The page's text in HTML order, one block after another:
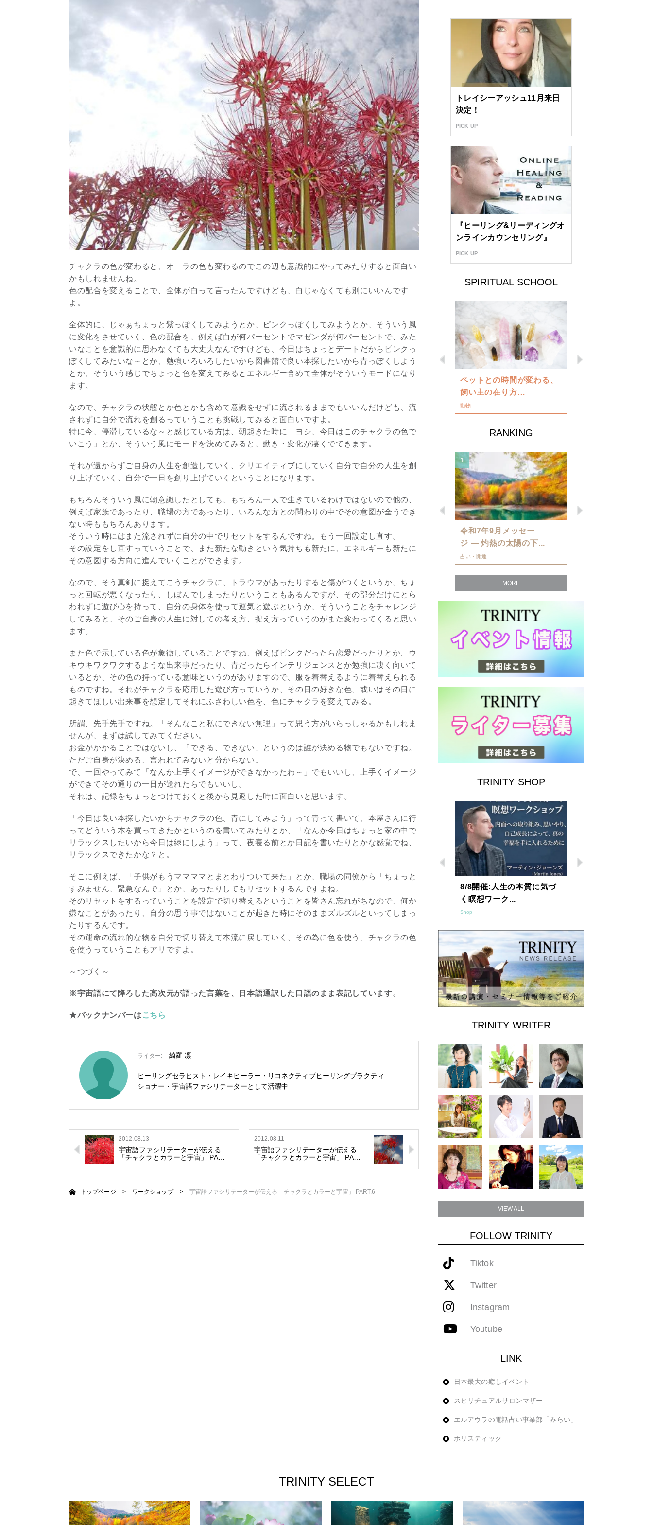
チャクラの色が変わると、オーラの色も変わるのでこの辺も意識的にやってみたりすると面白い
かもしれませんね。
色の配合を変えることで、全体が白って言ったんですけども、白じゃなくても別にいいんです
よ。
全体的に、じゃぁちょっと紫っぽくしてみようとか、ピンクっぽくしてみようとか、そういう風
に変化をさせていく、色の配合を、例えば白が何パーセントでマゼンダが何パーセントで、みた
いなことを意識的に思わなくても大丈夫なんですけども、今日はちょっとデートだからピンクっ
ぽくしてみたいな～とか、勉強いろいろしたいから図書館で良い本探したいから青っぽくしよう
とか、そういう感じでちょっと色を変えてみるとエネルギー含めて全体がそういうモードになり
ます。
なので、チャクラの状態とか色とかも含めて意識をせずに流されるままでもいいんだけども、流
されずに自分で流れを創るっていうことも挑戦してみると面白いですよ。
特に今、停滞しているな～と感じている方は、朝起きた時に「ヨシ、今日はこのチャクラの色で
いこう」とか、そういう風にモードを決めてみると、動き・変化が凄くでてきます。
それが遠からずご自身の人生を創造していく、クリエイティブにしていく自分で自分の人生を創
り上げていく、自分で一日を創り上げていくということになります。
もちろんそういう風に朝意識したとしても、もちろん一人で生きているわけではないので他の、
例えば家族であったり、職場の方であったり、いろんな方との関わりの中でその意図が全うでき
ない時ももちろんあります。
そういう時にはまた流されずに自分の中でリセットをするんですね。もう一回設定し直す。
その設定をし直すっていうことで、また新たな動きという気持ちも新たに、エネルギーも新たに
その意図する方向に進んでいくことができます。
なので、そう真剣に捉えてこうチャクラに、トラウマがあったりすると傷がつくというか、ちょ
っと回転が悪くなったり、しぼんでしまったりということもあるんですが、その部分だけにとら
われずに遊び心を持って、自分の身体を使って運気と遊ぶというか、そういうことをチャレンジ
してみると、そのご自身の人生に対しての考え方、捉え方っていうのがまた変わってくると思い
ます。
また色で示している色が象徴していることですね、例えばピンクだったら恋愛だったりとか、ウ
キウキワクワクするような出来事だったり、青だったらインテリジェンスとか勉強に凄く向いて
いるとか、その色の持っている意味というのがありますので、服を着替えるように着替えられる
ものですね。それがチャクラを応用した遊び方っていうか、その日の好きな色、或いはその日に
起きてほしい出来事を想定してそれにふさわしい色を、色にチャクラを変えてみる。
所謂、先手先手ですね。「そんなこと私にできない無理」って思う方がいらっしゃるかもしれま
せんが、まずは試してみてください。
お金がかかることではないし、「できる、できない」というのは誰が決める物でもないですね。
ただご自身が決める、言われてみないと分からない。
で、一回やってみて「なんか上手くイメージができなかったわ～」でもいいし、上手くイメージ
ができてその通りの一日が送れたらでもいいし。
それは、記録をちょっとつけておくと後から見返した時に面白いと思います。
「今日は良い本探したいからチャクラの色、青にしてみよう」って青って書いて、本屋さんに行
ってどういう本を買ってきたかというのを書いてみたりとか、「なんか今日はちょっと家の中で
リラックスしたいから今日は緑にしよう」って、夜寝る前とか日記を書いたりとかな感覚でね、
リラックスできたかな？と。
そこに例えば、「子供がもうママママとまとわりついて来た」とか、職場の同僚から「ちょっと
すみません、緊急なんで」とか、あったりしてもリセットするんですよね。
そのリセットをするっていうことを設定で切り替えるということを皆さん忘れがちなので、何か
嫌なことがあったり、自分の思う事ではないことが起きた時にそのままズルズルといってしまっ
たりするんです。
その運命の流れ的な物を自分で切り替えて本流に戻していく、その為に色を使う、チャクラの色
を使うっていうこともアリですよ。
～つづく～
※宇宙語にて降ろした高次元が語った言葉を、日本語通訳した口語のまま表記しています。
★バックナンバーは こちら
ライター: 綺羅 凛
ヒーリングセラピスト・レイキヒーラー・リコネクティブヒーリングプラクティ
ショナー・宇宙語ファシリテーターとして活躍中
2012.08.13
宇宙語ファシリテーターが伝える
「チャクラとカラーと宇宙」 PA…
2012.08.11
宇宙語ファシリテーターが伝える
「チャクラとカラーと宇宙」 PA…
トップページ > ワークショップ > 宇宙語ファシリテーターが伝える「チャクラとカラーと宇宙」 PART.6
トレイシーアッシュ11月来日
決定！
PICK UP
『ヒーリング&リーディングオ
ンラインカウンセリング』
PICK UP
SPIRITUAL SCHOOL
Previous
スピリチュアルは現実を動
かす原動力～あ…
ペットとの時間が変わる、
飼い主の在り方…
動物
RANKING
Previous
究極的な覚醒に向かって
【The Secret of...
1
令和7年9月メッセー
ジ — 灼熱の太陽の下...
占い・開運
MORE
TRINITY SHOP
Previous
2026年9月開催! トレイシ
ーアッシュオン...
Shop
8/8開催:人生の本質に気づ
く瞑想ワーク...
Shop
TRINITY WRITER
VIEW ALL
FOLLOW TRINITY
Tiktok
Twitter
Instagram
Youtube
LINK
日本最大の癒しイベント
スピリチュアルサロンマザー
エルアウラの電話占い事業部「みらい」
ホリスティック
TRINITY SELECT